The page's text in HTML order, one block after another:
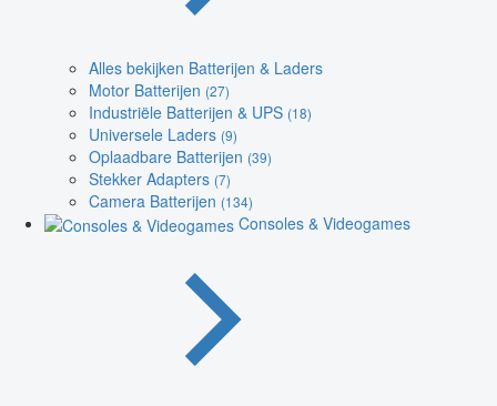
Alles bekijken Batterijen & Laders
Motor Batterijen (27)
Industriële Batterijen & UPS (18)
Universele Laders (9)
Oplaadbare Batterijen (39)
Stekker Adapters (7)
Camera Batterijen (134)
Consoles & Videogames